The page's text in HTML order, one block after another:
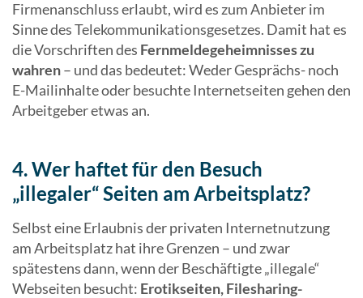
Firmenanschluss erlaubt, wird es zum Anbieter im
Sinne des Telekommunikationsgesetzes. Damit hat es
die Vorschriften des Fernmeldegeheimnisses zu
wahren– und das bedeutet: Weder Gesprächs- noch
E-Mailinhalte oder besuchte Internetseiten gehen den
Arbeitgeber etwas an.
4. Wer haftet für den Besuch
„illegaler“ Seiten am Arbeitsplatz?
Selbst eine Erlaubnis der privaten Internetnutzung
am Arbeitsplatz hat ihre Grenzen – und zwar
spätestens dann, wenn der Beschäftigte „illegale“
Webseiten besucht: Erotikseiten, Filesharing-